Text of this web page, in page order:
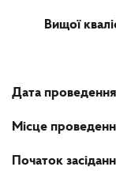
Вищої
Дата
Місце
Початок